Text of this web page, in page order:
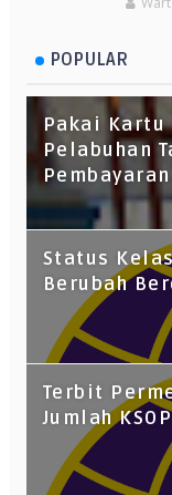
POPULAR
Pakai
Pelabuhan
Status Kelas
Berubah
Terbit
Jumlah